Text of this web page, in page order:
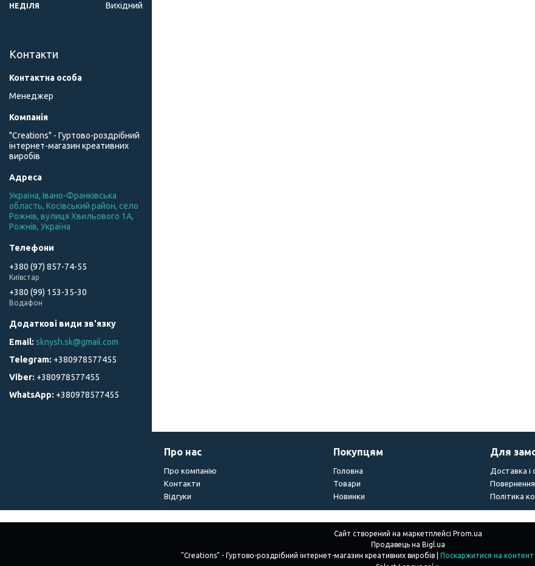
НЕДІЛЯ Вихідний
Контакти
Менеджер
"Creations" - Гуртово-роздрібний
інтернет-магазин креативних
виробів
Україна, Івано-Франківська
область, Косівський район, село
Рожнів, вулиця Хвильового 1А,
Рожнів, Україна
+380 (97) 857-74-55
Київстар
+380 (99) 153-35-30
Водафон
sknysh.sk@gmail.com
+380978577455
+380978577455
+380978577455
Про нас
Про компанію
Контакти
Відгуки
Покупцям
Головна
Товари
Новинки
Для
Доставка і
Політика
Сайт створений на маркетплейсі Prom.ua
Продавець на Bigl.ua
Поскаржитися на контент